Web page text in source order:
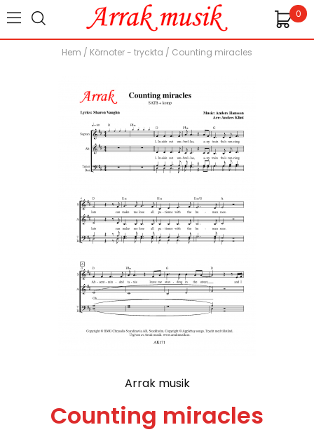
0
Hem / Körnoter - tryckta / Counting miracles
Arrak musik
Counting miracles